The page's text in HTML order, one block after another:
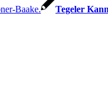
Tegeler